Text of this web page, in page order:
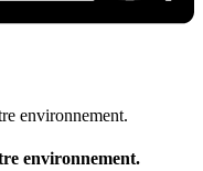
environnement.